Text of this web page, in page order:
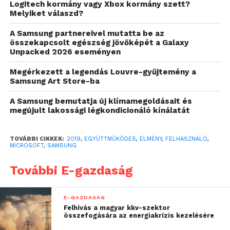
korában. Az együttműködést a későbbiekben új
termékekkel, szolgáltatásokkal és integrált
megoldásokkal folytatja a Samsung és a Microsoft.
Eszközök közötti
zökkenőmentes munkavégzés
A felhasználók a mindennapok és a munkájuk során
több különböző eszközzel is dolgoznak, így egyre
Ennek ellenére az eszközök közötti
munkamegosztás gyakran körülményes, egy
hogy a telefonon meg lehessen nyitni egy
applikációt, amellyel át lehet küldeni képeket,
videókat vagy fájlokat vissza a számítógépre. E
helyett egy olyan környezetre van szükség, ahol a
tartalmak automatikusan szinkronizálódnak, így egy
Logitech kormány vagy Xbox kormány szett?
Melyiket válaszd?
A Samsung partnereivel mutatta be az
összekapcsolt egészség jövőképét a Galaxy
Unpacked 2026 eseményen
Megérkezett a legendás Louvre-gyűjtemény a
Samsung Art Store-ba
A Samsung bemutatja új klímamegoldásait és
megújult lakossági légkondicionáló kínálatát
TOVÁBBI CIKKEK: 2019, EGYÜTTMŰKÖDÉS, ÉLMÉNY, FELHASZNÁLÓ,
MICROSOFT, SAMSUNG
További E-gazdaság
E-GAZDASÁG
Felhívás a magyar kkv-szektor
összefogására az energiakrízis kezelésére